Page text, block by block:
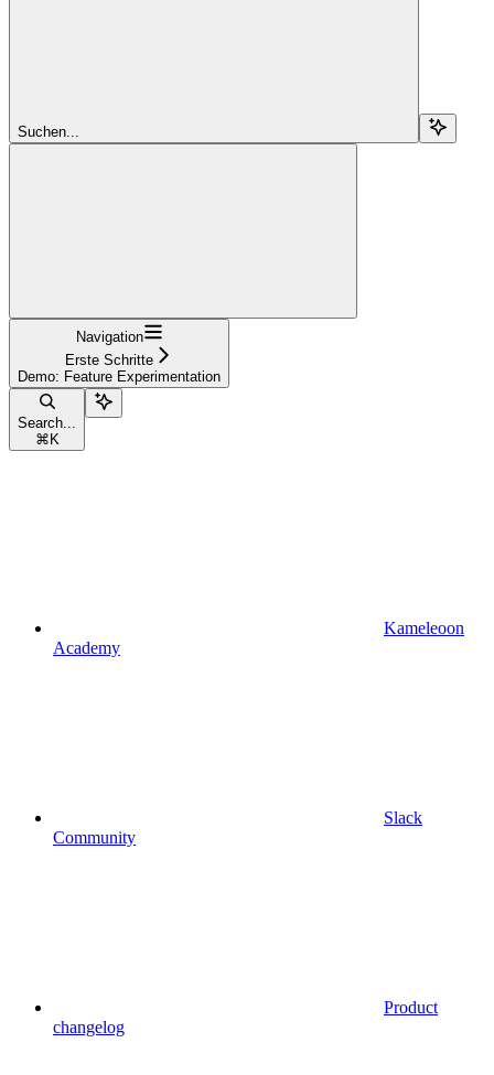
Suchen...
Navigation
Erste Schritte
Demo: Feature Experimentation
Search...
⌘ K
Kameleoon
Academy
Slack
Community
Product
changelog